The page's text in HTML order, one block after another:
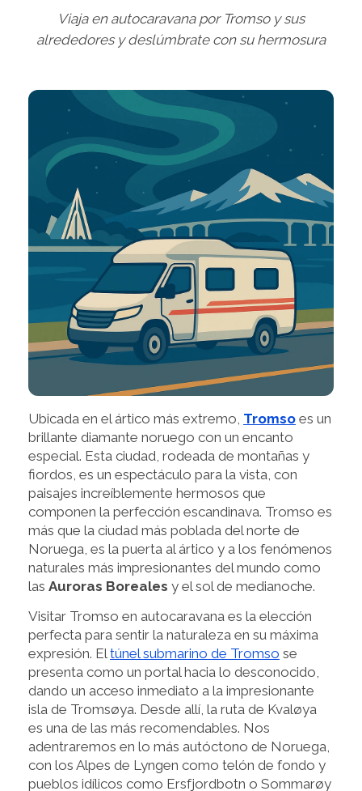
Viaja en autocaravana por Tromso y sus
alrededores y deslúmbrate con su hermosura
Ubicada en el ártico más extremo, Tromso es un
brillante diamante noruego con un encanto
especial. Esta ciudad, rodeada de montañas y
fiordos, es un espectáculo para la vista, con
paisajes increíblemente hermosos que
componen la perfección escandinava. Tromso es
más que la ciudad más poblada del norte de
Noruega, es la puerta al ártico y a los fenómenos
naturales más impresionantes del mundo como
las Auroras Boreales y el sol de medianoche.
Visitar Tromso en autocaravana es la elección
perfecta para sentir la naturaleza en su máxima
expresión. Eltúnel submarino de Tromso se
presenta como un portal hacia lo desconocido,
dando un acceso inmediato a la impresionante
isla de Tromsøya. Desde allí, la ruta de Kvaløya
es una de las más recomendables. Nos
adentraremos en lo más autóctono de Noruega,
con los Alpes de Lyngen como telón de fondo y
pueblos idílicos como Ersfjordbotn o Sommarøy